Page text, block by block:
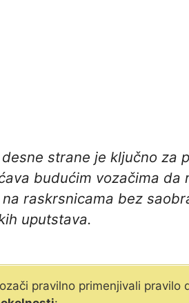
strane je ključno za
budućim vozačima
raskrsnicama bez
uputstava.
pravilno primenjivali